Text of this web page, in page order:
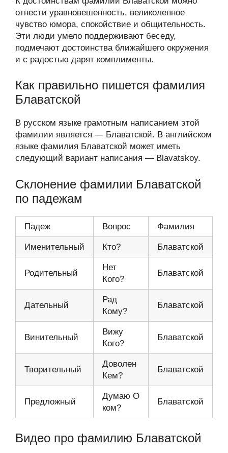
отнести уравновешенность, великолепное
чувство юмора, спокойствие и общительность.
Эти люди умело поддерживают беседу,
подмечают достоинства ближайшего окружения
и с радостью дарят комплименты.
Как правильно пишется фамилия
Блаватской
В русском языке грамотным написанием этой
фамилии является — Блаватской. В английском
языке фамилия Блаватской может иметь
следующий вариант написания — Blavatskoy.
Склонение фамилии Блаватской
по падежам
Падеж Вопрос Фамилия
Именительный Кто? Блаватской
Родительный
Нет
Кого?
Блаватской
Дательный
Рад
Кому?
Блаватской
Винительный
Вижу
Кого?
Блаватской
Творительный
Доволен
Кем?
Блаватской
Предложный
Думаю О
ком?
Блаватской
Видео про фамилию Блаватской